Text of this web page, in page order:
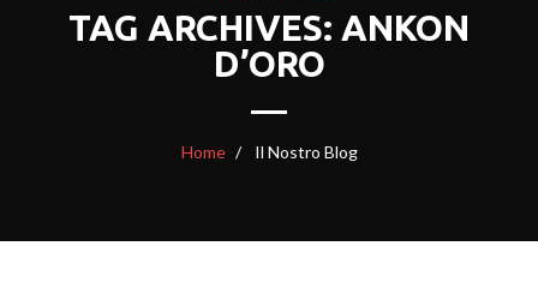
TAG ARCHIVES: ANKON
D’ORO
Home Il Nostro Blog